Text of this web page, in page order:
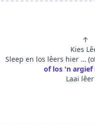
↑
Kies
Sleep en los lêers hier …
of los 'n argief
Laai